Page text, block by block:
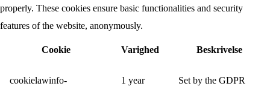
properly. These cookies ensure basic functionalities and security
features of the website, anonymously.
Cookie Varighed Beskrivelse
cookielawinfo-
1 year
Set by the GDPR